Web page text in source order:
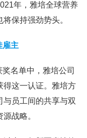
年，雅培全球营养
保持强劲势头。
雇主
名单中，雅培公司
得这一认证。雅培方
员工间的共享与双
战略。